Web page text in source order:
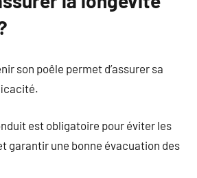
son poêle permet d’assurer sa
est obligatoire pour éviter les
garantir une bonne évacuation des